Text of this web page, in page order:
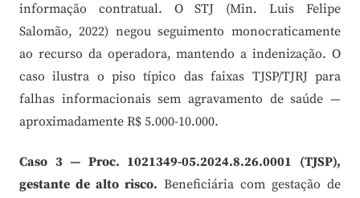
informação contratual. O STJ (Min. Luis Felipe
Salomão, 2022) negou seguimento monocraticamente
ao recurso da operadora, mantendo a indenização. O
caso ilustra o piso típico das faixas TJSP/TJRJ para
falhas informacionais sem agravamento de saúde —
aproximadamente R$ 5.000-10.000.
Caso 3 — Proc. 1021349-05.2024.8.26.0001 (TJSP),
gestante de alto risco. Beneficiária com gestação de